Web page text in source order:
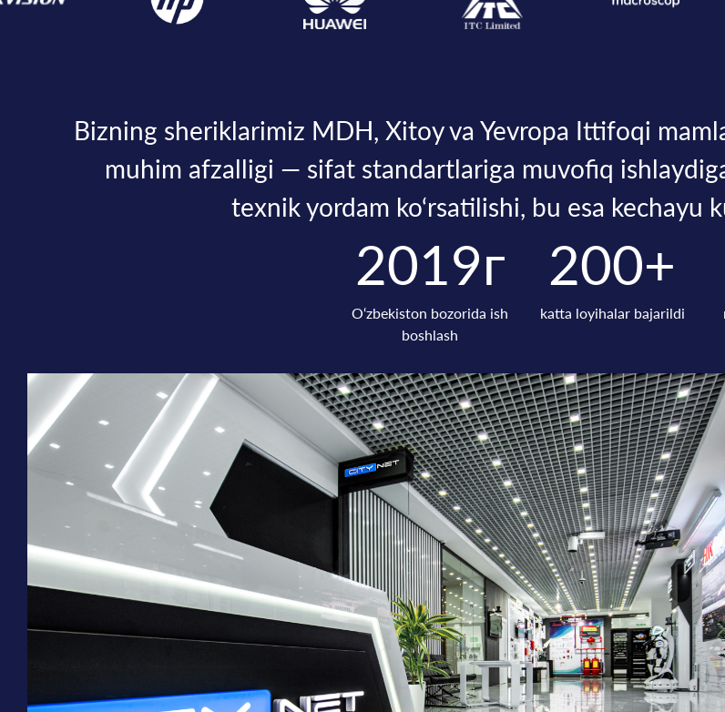
Bizning sheriklarimiz MDH, Xitoy va Yevropa Ittifoqi
muhim afzalligi — sifat standartlariga muvofiq
texnik yordam ko‘rsatilishi, bu esa kechayu
2019г
O‘zbekiston bozorida ish
boshlash
200+
katta loyihalar bajarildi